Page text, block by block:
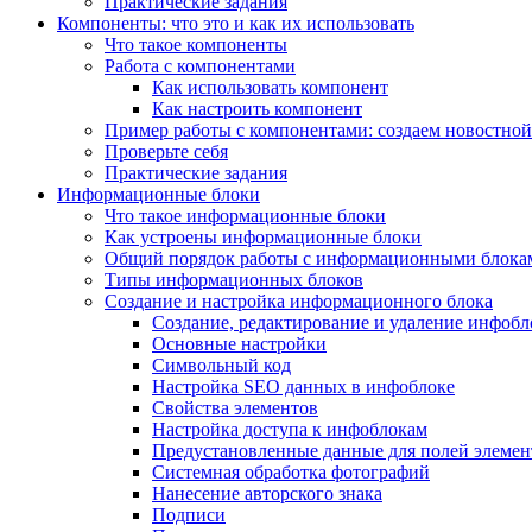
Компоненты: что это и как их использовать
Что такое компоненты
Работа с компонентами
Как использовать компонент
Как настроить компонент
Пример работы с компонентами: создаем новостной
Проверьте себя
Практические задания
Информационные блоки
Что такое информационные блоки
Как устроены информационные блоки
Общий порядок работы с информационными
Типы информационных блоков
Создание и настройка информационного блока
Создание, редактирование и удаление
Основные настройки
Символьный код
Настройка SEO данных в инфоблоке
Свойства элементов
Настройка доступа к инфоблокам
Предустановленные данные для полей
Системная обработка фотографий
Нанесение авторского знака
Подписи